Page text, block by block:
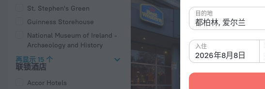
目的地
2026年8月8日
入住
St. Stephen's Green
Guinness Storehouse
National Museum of Ireland -
Archaeology and History
再显示 15 个
联锁酒店
Accor Hotels